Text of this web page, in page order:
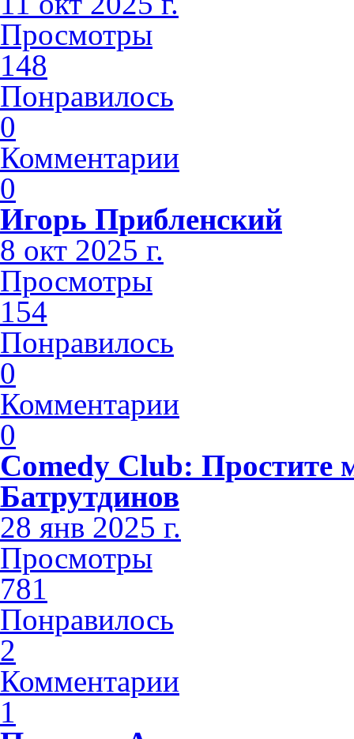
Просмотры
148
Понравилось
0
Комментарии
0
Игорь Прибленский
8 окт 2025 г.
Просмотры
154
Понравилось
0
Комментарии
0
Comedy Club:
Батрутдинов
28 янв 2025 г.
Просмотры
781
Понравилось
2
Комментарии
1